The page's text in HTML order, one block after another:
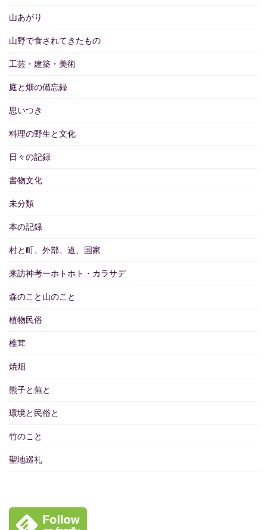
山あがり
山野で食されてきたもの
工芸・建築・美術
庭と畑の備忘録
思いつき
料理の野生と文化
日々の記録
書物文化
未分類
本の記録
村と町、外部、道、国家
来訪神考ーホトホト・カラサデ
森のこと山のこと
植物民俗
椎茸
焼畑
熊子と蕪と
環境と民俗と
竹のこと
聖地巡礼